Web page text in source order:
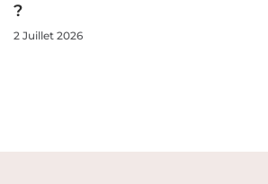
?
2 Juillet 2026